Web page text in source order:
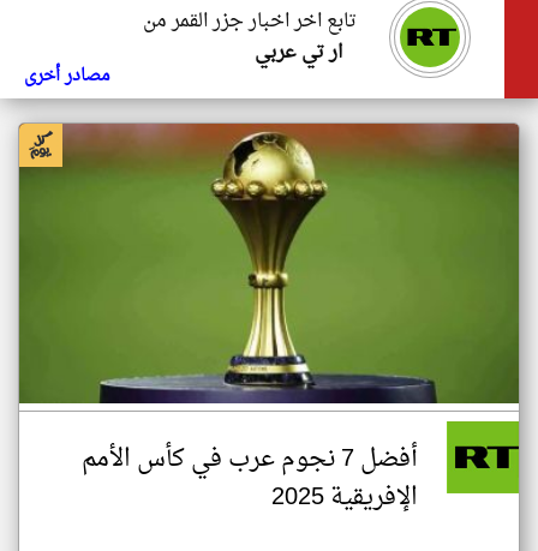
تابع اخر اخبار جزر القمر من
ار تي عربي
مصادر أخرى
أفضل 7 نجوم عرب في كأس الأمم
الإفريقية 2025